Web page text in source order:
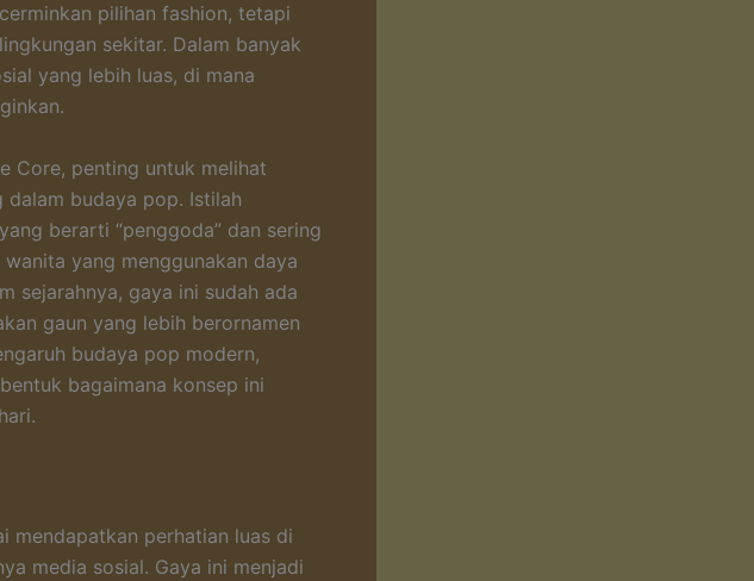
pilihan fashion, tetapi
sekitar. Dalam banyak
yang lebih luas, di mana
Core, penting untuk melihat
dalam budaya pop. Istilah
berarti “penggoda” dan sering
yang menggunakan daya
sejarahnya, gaya ini sudah ada
gaun yang lebih berornamen
budaya pop modern,
bagaimana konsep ini
mendapatkan perhatian luas di
media sosial. Gaya ini menjadi